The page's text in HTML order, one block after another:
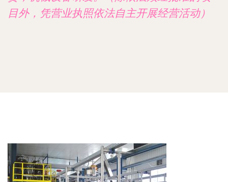
目外，凭营业执照依法自主开展经营活动）